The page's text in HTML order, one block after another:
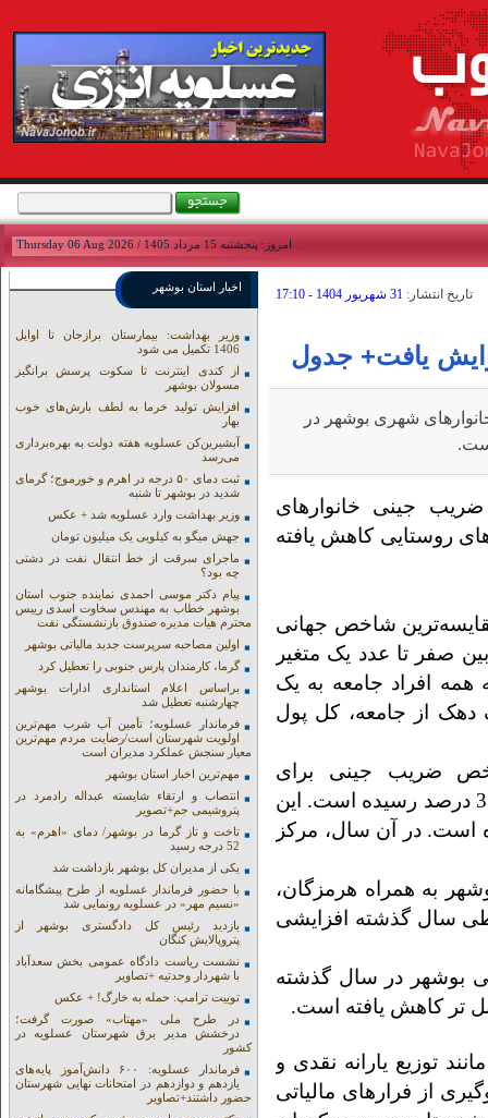
امروز: پنجشنبه 15 مرداد 1405 / Thursday 06 Aug 2026
تاريخ انتشار: 31 شهريور 1404 - 17:10
یافت+ جدول
شهری بوشهر در
جینی خانوارهای
روستایی کاهش یافته
شاخص جهانی
صفر تا عدد یک متغیر
افراد جامعه به یک
دهک از جامعه، کل پول
ضریب جینی برای
خانوارهای شهری استان بوشهر در سال ۱۴۰۳ به 33 درصد رسیده است. این
از آن (1402) بشتر شده است. در آن سال، مرکز
به همراه هرمزگان،
طی سال گذشته افزایشی
بوشهر در سال گذشته
توزیع یارانه نقدی و
از فرارهای مالیاتی
اخبار استان بوشهر
وزیر بهداشت: بیمارستان برازجان تا اوایل
1406 تکمیل می شود
از کندی اینترنت تا سکوت پرسش برانگیز
مسولان بوشهر
افزایش تولید خرما به لطف بارش‌های خوب
بهار
آبشیرین‌کن عسلویه هفته دولت به بهره‌برداری
می‌رسد
ثبت دمای ۵۰ درجه در اهرم و خورموج؛ گرمای
شدید در بوشهر تا شنبه
وزیر بهداشت وارد عسلویه شد + عکس
جهش میگو به کیلویی یک میلیون تومان
ماجرای سرقت از خط انتقال نفت در دشتی
چه بود؟
پیام دکتر موسی احمدی نماینده جنوب استان
بوشهر خطاب به مهندس سخاوت اسدی رییس
محترم هیات مدیره صندوق بازنشستگی نفت
اولین مصاحبه سرپرست جدید مالیاتی بوشهر
گرما، کارمندان پارس جنوبی را تعطیل کرد
براساس اعلام استانداری ادارات بوشهر
چهارشنبه تعطیل شد
فرماندار عسلویه؛ تأمین آب شرب مهم‌ترین
اولویت شهرستان است/رضایت مردم مهم‌ترین
معیار سنجش عملکرد مدیران است
مهم‌ترین اخبار استان بوشهر
انتصاب و ارتقاء شایسته عبداله رادمرد در
پتروشیمی جم+تصویر
تاخت و تاز گرما در بوشهر/ دمای «اهرم» به
52 درجه رسید
یکی از مدیران کل بوشهر بازداشت شد
با حضور فرماندار عسلویه از طرح پیشگامانه
«نسیم مهر» در عسلویه رونمایی شد
بازدید رئیس کل دادگستری بوشهر از
پتروپالایش کنگان
نشست ریاست دادگاه عمومی بخش سعدآباد
با شهردار وحدتیه +تصاویر
توییت ترامپ: حمله به خارگ! + عکس
در طرح ملی «مهتاب» صورت گرفت؛
درخشش مدیر برق شهرستان عسلویه در
کشور
فرماندار عسلویه: ۶۰۰ دانش‌آموز پایه‌های
یازدهم و دوازدهم در امتحانات نهایی شهرستان
حضور داشتند+تصاویر